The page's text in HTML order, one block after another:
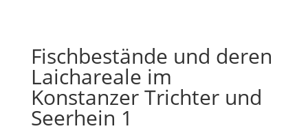
Fischbestände und deren
Laichareale im
Konstanzer Trichter und
Seerhein 1